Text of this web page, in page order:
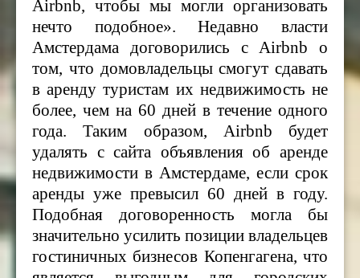
Airbnb, чтобы мы могли организовать
нечто подобное». Недавно власти
Амстердама договорились сAirbnb о
том, что домовладельцы смогут сдавать
в аренду туристам их недвижимость не
более, чем на 60 дней в течение одного
года. Таким образом, Airbnb будет
удалять с сайта объявления об аренде
недвижимости в Амстердаме, если срок
аренды уже превысил 60 дней в году.
Подобная договоренность могла бы
значительно усилить позиции владельцев
гостиничных бизнесов Копенгагена, что